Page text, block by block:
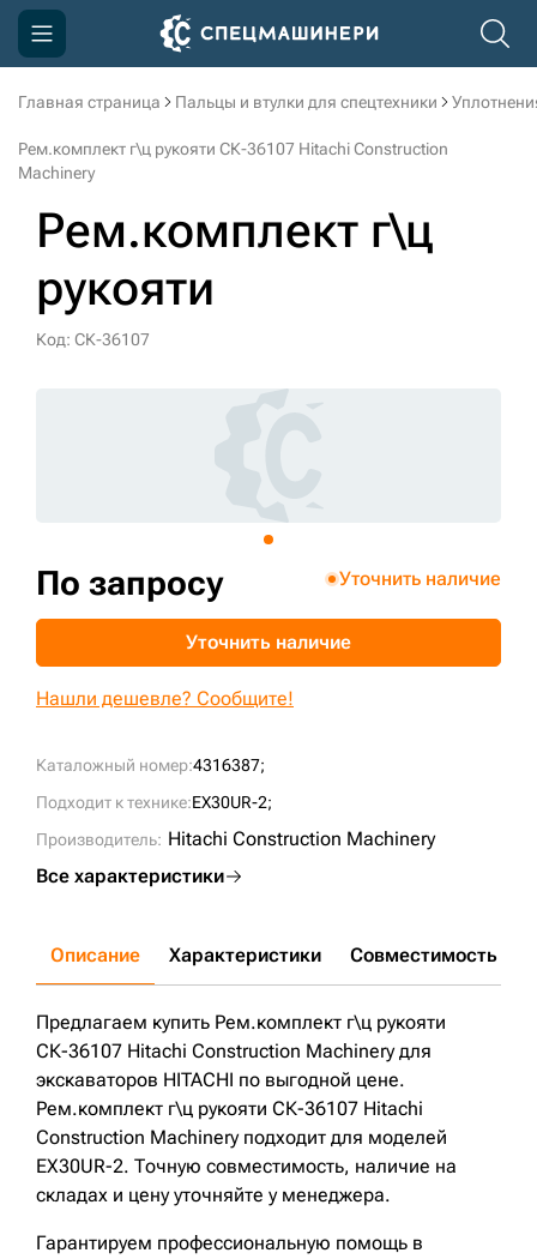
Главная страница Пальцы и втулки для спецтехники
Рем.комплект г\ц рукояти СК-36107 Hitachi Construction
Machinery
Рем.комплект г\ц
рукояти
Код: СК-36107
Каталожный номер:4316387;
Подходит к технике:EX30UR-2;
Производитель: Hitachi Construction Machinery
Все характеристики
По запросу Уточнить наличие
Уточнить наличие
Нашли дешевле? Сообщите!
Описание Характеристики Совместимость
Предлагаем купить Рем.комплект г\ц рукояти
СК-36107 Hitachi Construction Machinery для
экскаваторов HITACHI по выгодной цене.
Рем.комплект г\ц рукояти СК-36107 Hitachi
Construction Machinery подходит для моделей
EX30UR-2. Точную совместимость, наличие на
складах и цену уточняйте у менеджера.
Гарантируем профессиональную помощь в
Компания
Акции
Доставка и оплата
Контакты
+7 (499) 394-50-93